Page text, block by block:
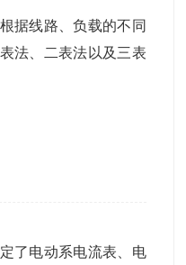
据线路、负载的不同
法、二表法以及三表
了电动系电流表、电